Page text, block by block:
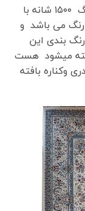
فرش ماشینی مشهد طرح کد ۸۱۵۰۵۲ کرم رنگ ۱۵۰۰ شانه با
هشت رنگ می باشد و
رنگ بندی این
میشود هست
و ۲/۵در۳/۵ و ۲در۳ . پادری وکناره بافته